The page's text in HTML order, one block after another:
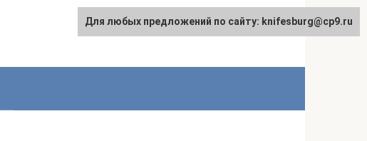
Для любых предложений по сайту: knifesburg@cp9.ru